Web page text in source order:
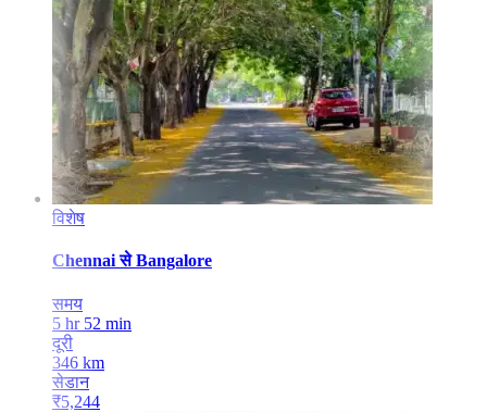
विशेष
Chennai से Bangalore
समय
5 hr 52 min
दूरी
346 km
सेडान
₹5,244